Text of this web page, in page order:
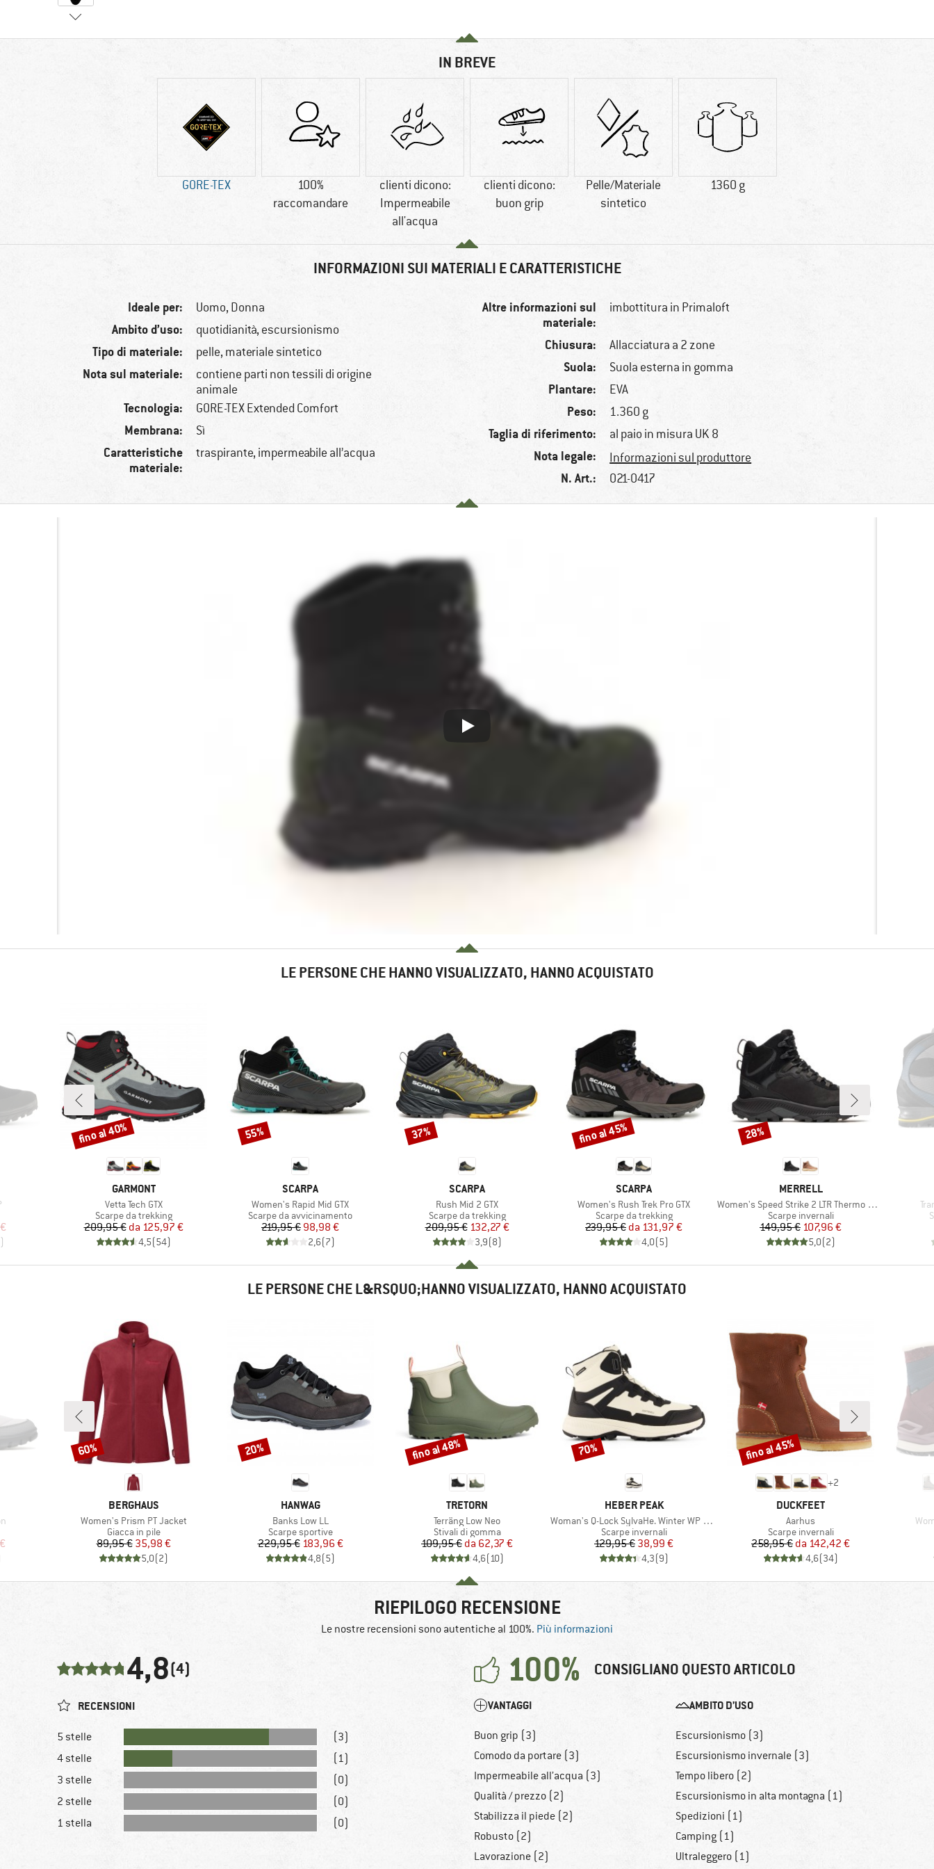
IN BREVE
GORE-TEX
100%
raccomandare
clienti dicono:
Impermeabile
all'acqua
clienti dicono:
buon grip
Pelle/Materiale
sintetico
1360 g
INFORMAZIONI SUI MATERIALI E CARATTERISTICHE
Ideale per: Uomo, Donna
Ambito d’uso: quotidianità, escursionismo
Tipo di materiale: pelle, materiale sintetico
Nota sul materiale:
contiene parti non tessili di origine
animale
Tecnologia: GORE-TEX Extended Comfort
Membrana: Sì
Caratteristiche
materiale:
traspirante, impermeabile all’acqua
Altre informazioni sul
materiale:
imbottitura in Primaloft
Chiusura: Allacciatura a 2 zone
Suola: Suola esterna in gomma
Plantare: EVA
Peso: 1.360 g
Taglia di riferimento: al paio in misura UK 8
Nota legale: Informazioni sul produttore
N. Art.: 021-0417
LE PERSONE CHE HANNO VISUALIZZATO, HANNO ACQUISTATO
)
MARCHIO
GARMONT
Articolo
Vetta Tech GTX
Gruppo di prodotti
Scarpe da trekking
Prezzo
209,95 € Prezzo ridotto
da 125,97 €
4,5(54)
Sconto
fino al 40%
MARCHIO
SCARPA
Articolo
Women's Rapid Mid GTX
Gruppo di prodotti
Scarpe da avvicinamento
Prezzo
219,95 €Prezzo ridotto
98,98 €
2,6(7)
Sconto
55%
MARCHIO
SCARPA
Articolo
Rush Mid 2 GTX
Gruppo di prodotti
Scarpe da trekking
Prezzo
209,95 €Prezzo ridotto
132,27 €
3,9(8)
Sconto
37%
MARCHIO
SCARPA
Articolo
Women's Rush Trek Pro GTX
Gruppo di prodotti
Scarpe da trekking
Prezzo
239,95 € Prezzo ridotto
da 131,97 €
4,0(5)
Sconto
fino al 45%
MARCHIO
MERRELL
Articolo
Women's Speed Strike 2 LTR Thermo Mid WP
Gruppo di prodotti
Scarpe invernali
Prezzo
149,95 €Prezzo ridotto
107,96 €
5,0(2)
Sconto
28%
LE PERSONE CHE L&RSQUO;HANNO VISUALIZZATO, HANNO ACQUISTATO
MARCHIO
BERGHAUS
Articolo
Women's Prism PT Jacket
Gruppo di prodotti
Giacca in pile
Prezzo
89,95 €Prezzo ridotto
35,98 €
5,0(2)
Sconto
60%
MARCHIO
HANWAG
Articolo
Banks Low LL
Gruppo di prodotti
Scarpe sportive
Prezzo
229,95 €Prezzo ridotto
183,96 €
4,8(5)
Sconto
20%
MARCHIO
TRETORN
Articolo
Terräng Low Neo
Gruppo di prodotti
Stivali di gomma
Prezzo
109,95 € Prezzo ridotto
da 62,37 €
4,6(10)
Sconto
fino al 48%
MARCHIO
HEBER PEAK
Articolo
Woman's Q-Lock SylvaHe. Winter WP Boots
Gruppo di prodotti
Scarpe invernali
Prezzo
129,95 €Prezzo ridotto
38,99 €
4,3(9)
Sconto
70%
+2
MARCHIO
DUCKFEET
Articolo
Aarhus
Gruppo di prodotti
Scarpe invernali
Prezzo
258,95 € Prezzo ridotto
da 142,42 €
4,6(34)
Sconto
fino al 45%
RIEPILOGO RECENSIONE
Le nostre recensioni sono autentiche al 100%. Più informazioni
4,8(4) 100% CONSIGLIANO QUESTO ARTICOLO
RECENSIONI
5 stelle
(3)
4 stelle
(1)
3 stelle
(0)
2 stelle
(0)
1 stella
(0)
VANTAGGI
Buon grip (3)
Comodo da portare (3)
Impermeabile all’acqua (3)
Qualità / prezzo (2)
Stabilizza il piede (2)
Robusto (2)
Lavorazione (2)
AMBITO D’USO
Escursionismo (3)
Escursionismo invernale (3)
Tempo libero (2)
Escursionismo in alta montagna (1)
Spedizioni (1)
Camping (1)
Ultraleggero (1)